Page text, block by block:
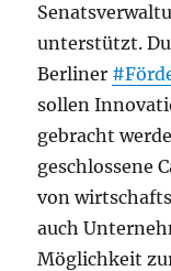
unterstützt.
Berliner
sollen
gebracht
geschlossene
von
auch
Möglichkeit